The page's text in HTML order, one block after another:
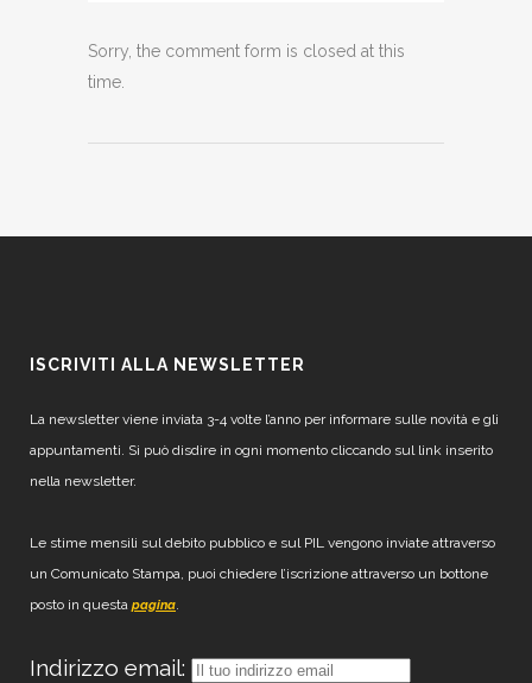
Sorry, the comment form is closed at this
time.
ISCRIVITI ALLA NEWSLETTER
La newsletter viene inviata 3-4 volte l’anno per informare sulle novità e gli
appuntamenti. Si può disdire in ogni momento cliccando sul link inserito
nella newsletter.
Le stime mensili sul debito pubblico e sul PIL vengono inviate attraverso
un Comunicato Stampa, puoi chiedere l’iscrizione attraverso un bottone
posto in questa pagina.
Indirizzo email: